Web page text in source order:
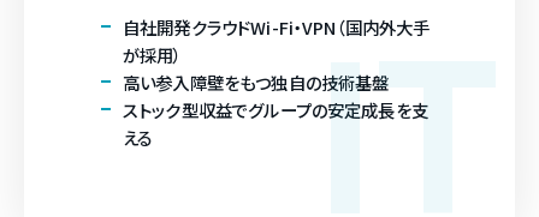
自社開発クラウドWi-Fi・VPN（国内外大手
が採用）
高い参入障壁をもつ独自の技術基盤
ストック型収益でグループの安定成長を支
える